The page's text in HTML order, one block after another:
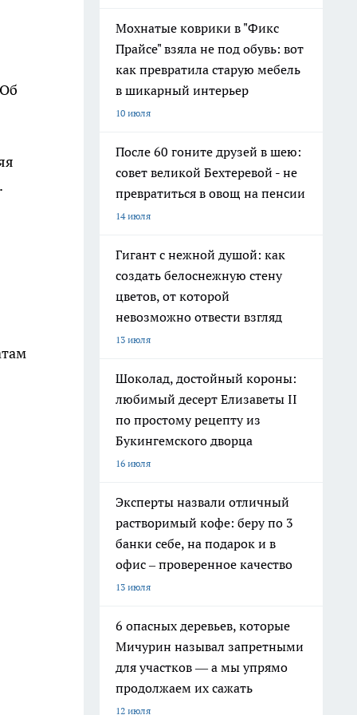
Мохнатые коврики в "Фикс
Прайсе" взяла не под обувь: вот
как превратила старую мебель
в шикарный интерьер
10 июля
После 60 гоните друзей в шею:
совет великой Бехтеревой - не
превратиться в овощ на пенсии
14 июля
Гигант с нежной душой: как
создать белоснежную стену
цветов, от которой
невозможно отвести взгляд
13 июля
Шоколад, достойный короны:
любимый десерт Елизаветы II
по простому рецепту из
Букингемского дворца
16 июля
Эксперты назвали отличный
растворимый кофе: беру по 3
банки себе, на подарок и в
офис – проверенное качество
13 июля
6 опасных деревьев, которые
Мичурин называл запретными
для участков — а мы упрямо
продолжаем их сажать
12 июля